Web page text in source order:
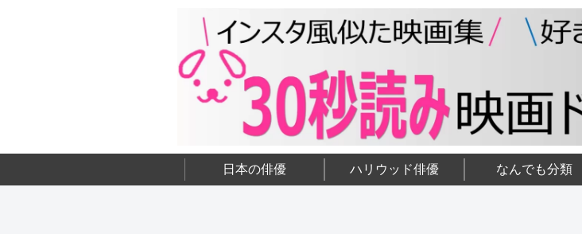
日本の俳優 ハリウッド俳優 なんでも分類